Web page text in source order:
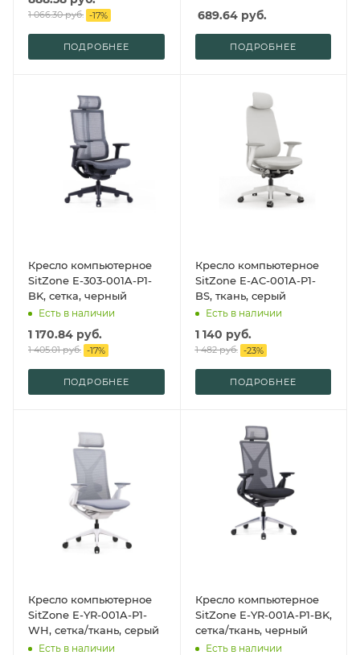
1 066.30руб. -17%
ПОДРОБНЕЕ
689.64руб.
ПОДРОБНЕЕ
Кресло компьютерное
SitZone E-303-001A-P1-
BK, сетка, черный
Есть в наличии
1 170.84 руб.
1 405.01руб. -17%
ПОДРОБНЕЕ
Кресло компьютерное
SitZone E-AC-001A-P1-
BS, ткань, серый
Есть в наличии
1 140 руб.
1 482руб. -23%
ПОДРОБНЕЕ
Кресло компьютерное
SitZone E-YR-001A-P1-
WH, сетка/ткань, серый
Есть в наличии
Кресло компьютерное
SitZone E-YR-001A-P1-BK,
сетка/ткань, черный
Есть в наличии